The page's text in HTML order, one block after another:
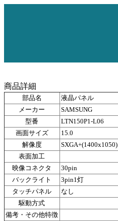
商品詳細
部品名
液晶パネル
メーカー
SAMSUNG
型番
LTN150P1-L06
画面サイズ
15.0
解像度
SXGA+(1400x1050)
表面加工
映像コネクタ
30pin
バックライト
3pin1灯
タッチパネル
なし
駆動方式
備考・その他特徴